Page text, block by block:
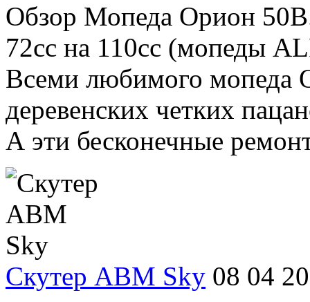
Обзор Мопеда Орион
72сс на 110сс (мопеды
Всеми любимого мопеда
деревенских четких
А эти бесконечные
Скутер ABM Sky 08 04